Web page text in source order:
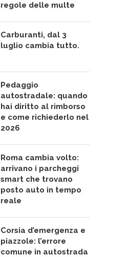
regole delle multe
Carburanti, dal 3
luglio cambia tutto.
Pedaggio
autostradale: quando
hai diritto al rimborso
e come richiederlo nel
2026
Roma cambia volto:
arrivano i parcheggi
smart che trovano
posto auto in tempo
reale
Corsia d’emergenza e
piazzole: l’errore
comune in autostrada